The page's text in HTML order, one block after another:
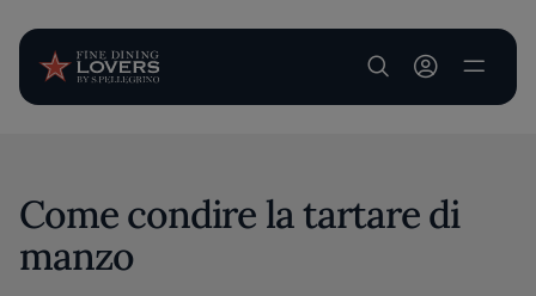
User account
Come condire la tartare di
manzo